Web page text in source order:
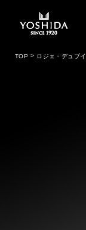
TOP ロジェ・デュブイ